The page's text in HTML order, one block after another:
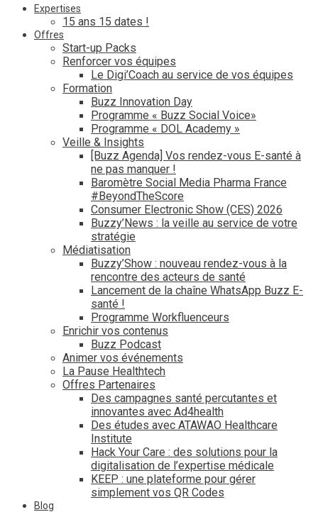
Expertises
15 ans 15 dates !
Offres
Start-up Packs
Renforcer vos équipes
Le Digi’Coach au service de vos équipes
Formation
Buzz Innovation Day
Programme « Buzz Social Voice»
Programme « DOL Academy »
Veille & Insights
[Buzz Agenda] Vos rendez-vous E-santé à
ne pas manquer !
Baromètre Social Media Pharma France
#BeyondTheScore
Consumer Electronic Show (CES) 2026
Buzzy’News : la veille au service de votre
stratégie
Médiatisation
Buzzy’Show : nouveau rendez-vous à la
rencontre des acteurs de santé
Lancement de la chaîne WhatsApp Buzz E-
santé !
Programme Workfluenceurs
Enrichir vos contenus
Buzz Podcast
Animer vos événements
La Pause Healthtech
Offres Partenaires
Des campagnes santé percutantes et
innovantes avec Ad4health
Des études avec ATAWAO Healthcare
Institute
Hack Your Care : des solutions pour la
digitalisation de l’expertise médicale
KEEP : une plateforme pour gérer
simplement vos QR Codes
Blog